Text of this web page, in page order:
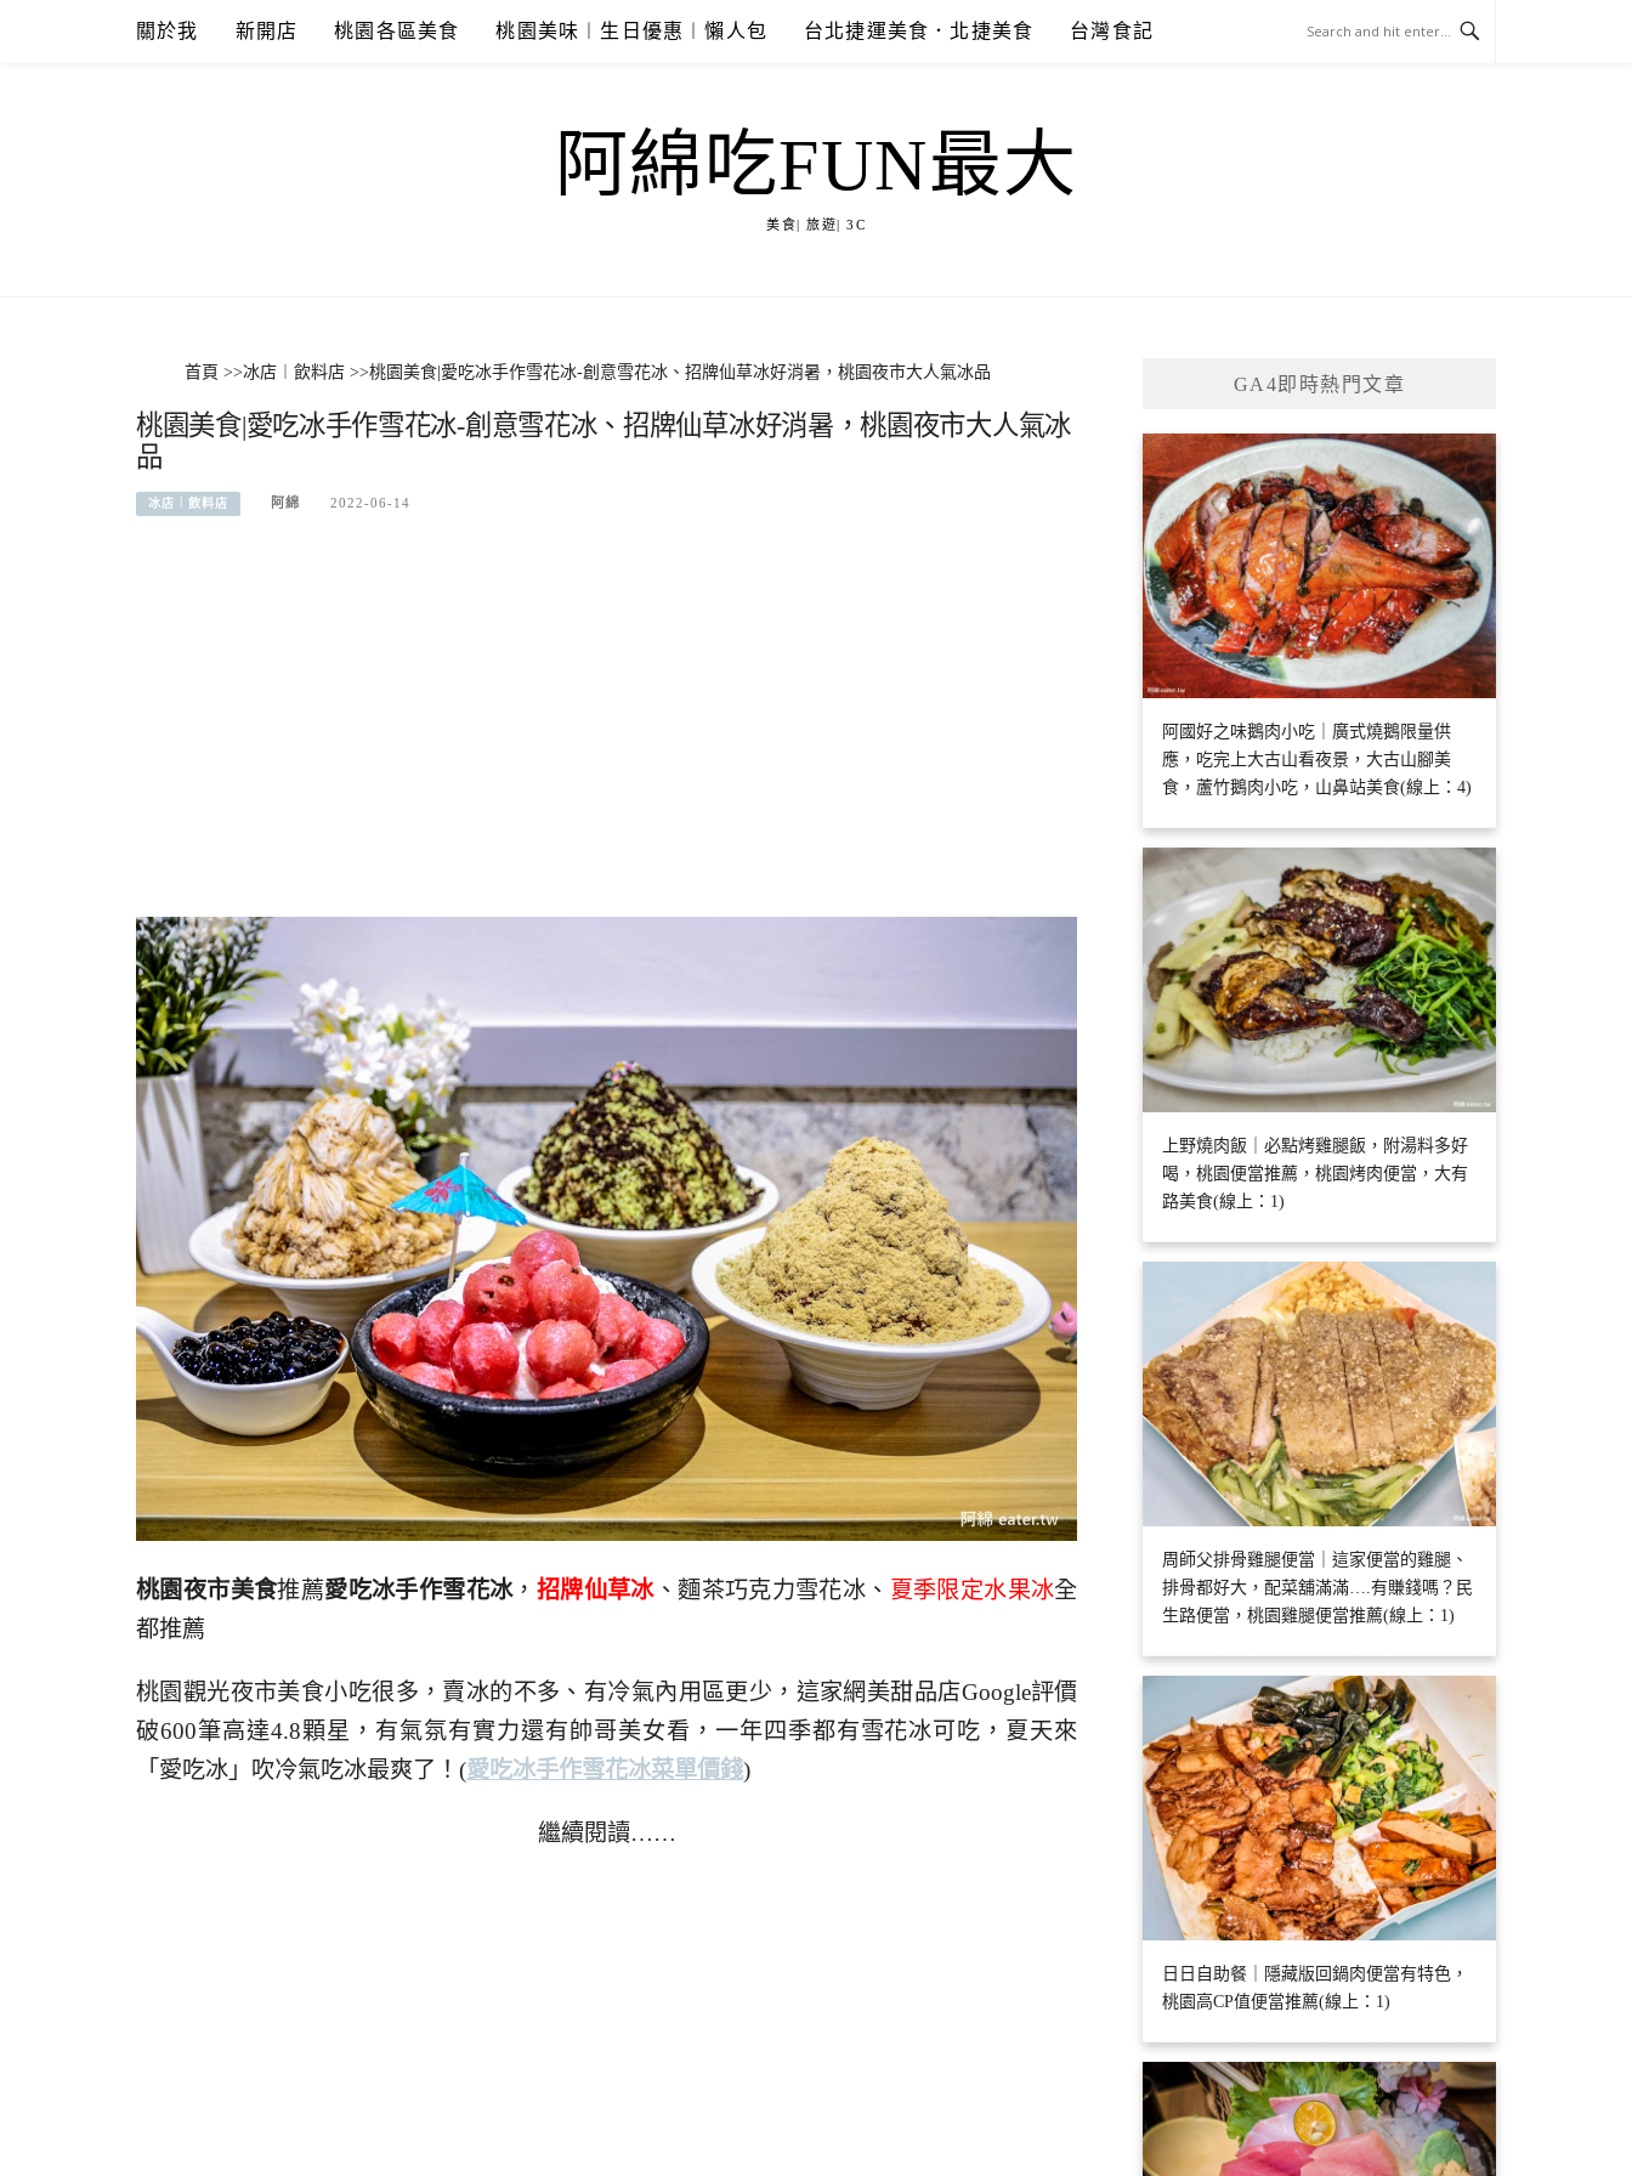
關於我 新開店 桃園各區美食 桃園美味︱生日優惠︱懶人包 台北捷運美食．北捷美食 台灣食記
阿綿吃FUN最大
美食| 旅遊| 3C
首頁 >>冰店︱飲料店 >>桃園美食|愛吃冰手作雪花冰-創意雪花冰、招牌仙草冰好消暑，桃園夜市大人氣冰品
桃園美食|愛吃冰手作雪花冰-創意雪花冰、招牌仙草冰好消暑，桃園夜市大人氣冰
品
冰店︱飲料店 阿綿 2022-06-14
桃園夜市美食推薦愛吃冰手作雪花冰， 招牌仙草冰、麵茶巧克力雪花冰、 夏季限定水果冰全
都推薦
桃園觀光夜市美食小吃很多，賣冰的不多、有冷氣內用區更少，這家網美甜品店Google評價
破600筆高達4.8顆星，有氣氛有實力還有帥哥美女看，一年四季都有雪花冰可吃，夏天來
「愛吃冰」吹冷氣吃冰最爽了！ (愛吃冰手作雪花冰菜單價錢)
繼續閱讀……
GA4即時熱門文章
阿國好之味鵝肉小吃｜廣式燒鵝限量供
應，吃完上大古山看夜景，大古山腳美
食，蘆竹鵝肉小吃，山鼻站美食(線上：4)
上野燒肉飯｜必點烤雞腿飯，附湯料多好
喝，桃園便當推薦，桃園烤肉便當，大有
路美食(線上：1)
周師父排骨雞腿便當｜這家便當的雞腿、
排骨都好大，配菜舖滿滿….有賺錢嗎？民
生路便當，桃園雞腿便當推薦(線上：1)
日日自助餐｜隱藏版回鍋肉便當有特色，
桃園高CP值便當推薦(線上：1)